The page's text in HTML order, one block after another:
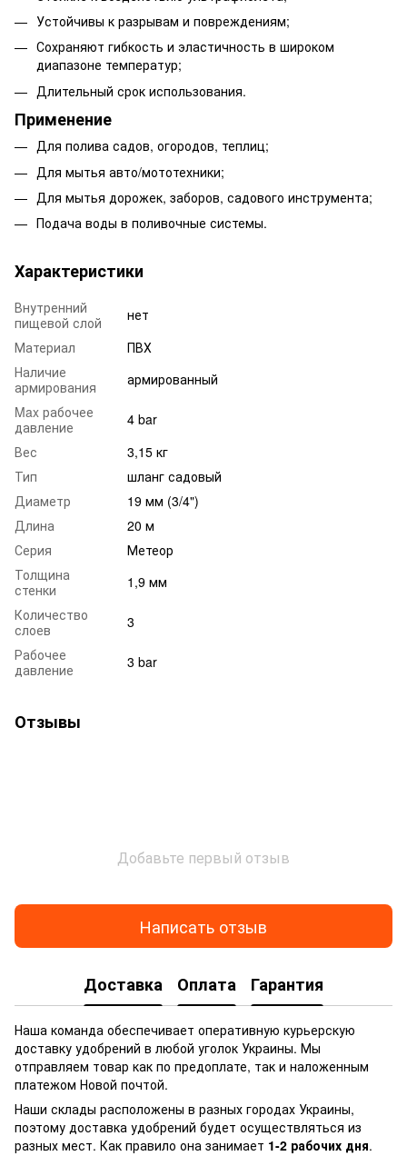
Устойчивы к разрывам и повреждениям;
Сохраняют гибкость и эластичность в широком
диапазоне температур;
Длительный срок использования.
Применение
Для полива садов, огородов, теплиц;
Для мытья авто/мототехники;
Для мытья дорожек, заборов, садового инструмента;
Подача воды в поливочные системы.
Характеристики
Внутренний
пищевой слой
нет
Материал
ПВХ
Наличие
армирования
армированный
Max рабочее
давление
4 bar
Вес
3,15 кг
Тип
шланг садовый
Диаметр
19 мм (3/4")
Длина
20 м
Серия
Метеор
Толщина
стенки
1,9 мм
Количество
слоев
3
Рабочее
давление
3 bar
Отзывы
Добавьте первый отзыв
Написать отзыв
Доставка Оплата Гарантия
Наша команда обеспечивает оперативную курьерскую
доставку удобрений в любой уголок Украины. Мы
отправляем товар как по предоплате, так и наложенным
платежом Новой почтой.
Наши склады расположены в разных городах Украины,
поэтому доставка удобрений будет осуществляться из
разных мест. Как правило она занимает 1-2 рабочих дня.